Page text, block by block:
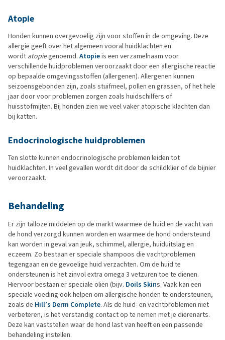
Atopie
Honden kunnen overgevoelig zijn voor stoffen in de omgeving. Deze
allergie geeft over het algemeen vooral huidklachten en
wordt atopiegenoemd. Atopieis een verzamelnaam voor
verschillende huidproblemen veroorzaakt door een allergische reactie
op bepaalde omgevingsstoffen (allergenen). Allergenen kunnen
seizoensgebonden zijn, zoals stuifmeel, pollen en grassen, of het hele
jaar door voor problemen zorgen zoals huidschilfers of
huisstofmijten. Bij honden zien we veel vaker atopische klachten dan
bij katten.
Endocrinologische huidproblemen
Ten slotte kunnen endocrinologische problemen leiden tot
huidklachten. In veel gevallen wordt dit door de schildklier of de bijnier
veroorzaakt.
Behandeling
Er zijn talloze middelen op de markt waarmee de huid en de vacht van
de hond verzorgd kunnen worden en waarmee de hond ondersteund
kan worden in geval van jeuk, schimmel, allergie, huiduitslag en
eczeem. Zo bestaan er speciale shampoos die vachtproblemen
tegengaan en de gevoelige huid verzachten. Om de huid te
ondersteunen is het zinvol extra omega 3 vetzuren toe te dienen.
Hiervoor bestaan er speciale oliën (bijv. Doils Skins. Vaak kan een
speciale voeding ook helpen om allergische honden te ondersteunen,
zoals de Hill’s Derm Complete. Als de huid- en vachtproblemen niet
verbeteren, is het verstandig contact op te nemen met je dierenarts.
Deze kan vaststellen waar de hond last van heeft en een passende
behandeling instellen.